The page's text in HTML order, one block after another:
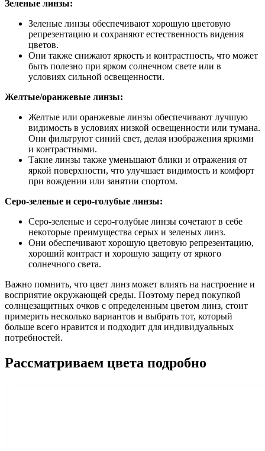
Зеленые линзы:
Зеленые линзы обеспечивают хорошую цветовую
репрезентацию и сохраняют естественность видения
цветов.
Они также снижают яркость и контрастность, что может
быть полезно при ярком солнечном свете или в
условиях сильной освещенности.
Желтые/оранжевые линзы:
Желтые или оранжевые линзы обеспечивают лучшую
видимость в условиях низкой освещенности или тумана.
Они фильтруют синий свет, делая изображения яркими
и контрастными.
Такие линзы также уменьшают блики и отражения от
яркой поверхности, что улучшает видимость и комфорт
при вождении или занятии спортом.
Серо-зеленые и серо-голубые линзы:
Серо-зеленые и серо-голубые линзы сочетают в себе
некоторые преимущества серых и зеленых линз.
Они обеспечивают хорошую цветовую репрезентацию,
хороший контраст и хорошую защиту от яркого
солнечного света.
Важно помнить, что цвет линз может влиять на настроение и
восприятие окружающей среды. Поэтому перед покупкой
солнцезащитных очков с определенным цветом линз, стоит
примерить несколько вариантов и выбрать тот, который
больше всего нравится и подходит для индивидуальных
потребностей.
Рассматриваем цвета подробно